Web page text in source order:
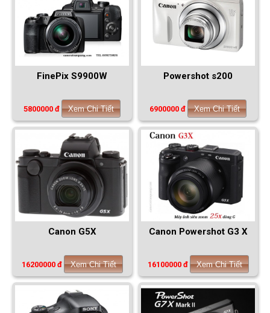
FinePix S9900W
5800000 đ Xem Chi Tiết
Powershot s200
6900000 đ Xem Chi Tiết
Canon G5X
16200000 đ Xem Chi Tiết
Canon Powershot G3 X
16100000 đ Xem Chi Tiết